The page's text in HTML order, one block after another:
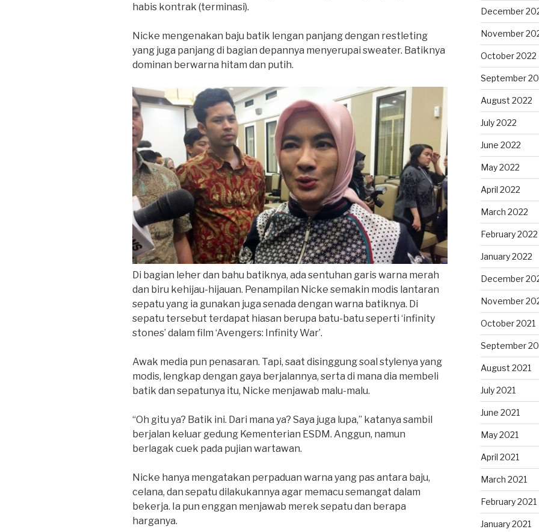
habis kontrak (terminasi).
Nicke mengenakan baju batik lengan panjang dengan restleting
yang juga panjang di bagian depannya menyerupai sweater. Batiknya
dominan berwarna hitam dan putih.
Di bagian leher dan bahu batiknya, ada sentuhan garis warna merah
dan biru kehijau-hijauan. Penampilan Nicke semakin modis lantaran
sepatu yang ia gunakan juga senada dengan warna batiknya. Di
sepatu tersebut terdapat hiasan berupa batu-batu seperti ‘infinity
stones’ dalam film ‘Avengers: Infinity War’.
Awak media pun penasaran. Tapi, saat disinggung soal stylenya yang
modis, lengkap dengan gaya berjalannya, serta di mana dia membeli
batik dan sepatunya itu, Nicke menjawab malu-malu.
“Oh gitu ya? Batik ini. Dari mana ya? Saya juga lupa,” katanya sambil
berjalan keluar gedung Kementerian ESDM. Anggun, namun
berlagak cuek pada pujian wartawan.
Nicke hanya mengatakan perpaduan warna yang pas antara baju,
celana, dan sepatu dilakukannya agar memacu semangat dalam
bekerja. Ia pun enggan menjawab merek sepatu dan berapa
harganya.
December
November
October 2022
September
August 2022
July 2022
June 2022
May 2022
April 2022
March 2022
February 2022
January 2022
December
November
October 2021
September
August 2021
July 2021
June 2021
May 2021
April 2021
March 2021
February 2021
January 2021